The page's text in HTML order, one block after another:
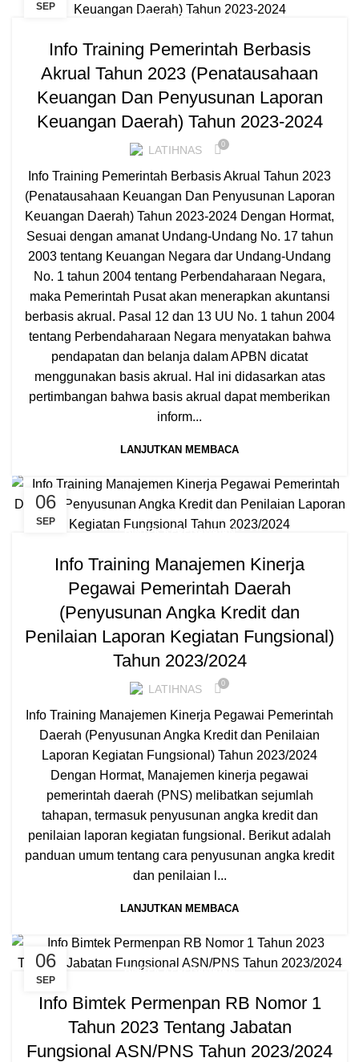
SEP
BIMTEK KEPEGAWAIAN
Info Training Pemerintah Berbasis
Akrual Tahun 2023 (Penatausahaan
Keuangan Dan Penyusunan Laporan
Keuangan Daerah) Tahun 2023-2024
LATIHNAS 0
Info Training Pemerintah Berbasis Akrual Tahun 2023
(Penatausahaan Keuangan Dan Penyusunan Laporan
Keuangan Daerah) Tahun 2023-2024 Dengan Hormat,
Sesuai dengan amanat Undang-Undang No. 17 tahun
2003 tentang Keuangan Negara dar Undang-Undang
No. 1 tahun 2004 tentang Perbendaharaan Negara,
maka Pemerintah Pusat akan menerapkan akuntansi
berbasis akrual. Pasal 12 dan 13 UU No. 1 tahun 2004
tentang Perbendaharaan Negara menyatakan bahwa
pendapatan dan belanja dalam APBN dicatat
menggunakan basis akrual. Hal ini didasarkan atas
pertimbangan bahwa basis akrual dapat memberikan
inform...
LANJUTKAN MEMBACA
06
SEP
BIMTEK KEPEGAWAIAN
Info Training Manajemen Kinerja
Pegawai Pemerintah Daerah
(Penyusunan Angka Kredit dan
Penilaian Laporan Kegiatan Fungsional)
Tahun 2023/2024
LATIHNAS 0
Info Training Manajemen Kinerja Pegawai Pemerintah
Daerah (Penyusunan Angka Kredit dan Penilaian
Laporan Kegiatan Fungsional) Tahun 2023/2024
Dengan Hormat, Manajemen kinerja pegawai
pemerintah daerah (PNS) melibatkan sejumlah
tahapan, termasuk penyusunan angka kredit dan
penilaian laporan kegiatan fungsional. Berikut adalah
panduan umum tentang cara penyusunan angka kredit
dan penilaian l...
LANJUTKAN MEMBACA
06
SEP
BIMTEK KEPEGAWAIAN
Info Bimtek Permenpan RB Nomor 1
Tahun 2023 Tentang Jabatan
Fungsional ASN/PNS Tahun 2023/2024